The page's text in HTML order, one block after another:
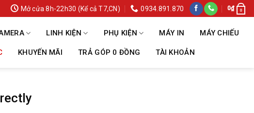
Mở cửa 8h-22h30 (Kể cả T7,CN) 0934.891.870 0₫ 0
LINH KIỆN PHỤ KIỆN MÁY IN MÁY CHIẾU
KHUYẾN MÃI TRẢ GÓP 0 ĐỒNG TÀI KHOẢN